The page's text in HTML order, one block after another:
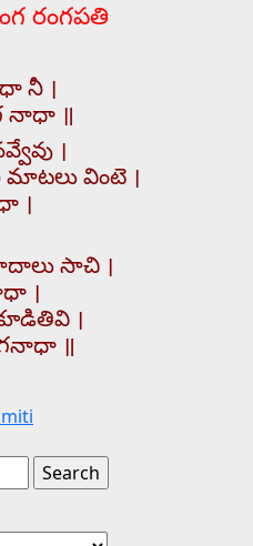
రంగపతి
నీ ।
నాధా ॥
।
మాటలు వింటె ।
।
సాచి ।
।
।
॥